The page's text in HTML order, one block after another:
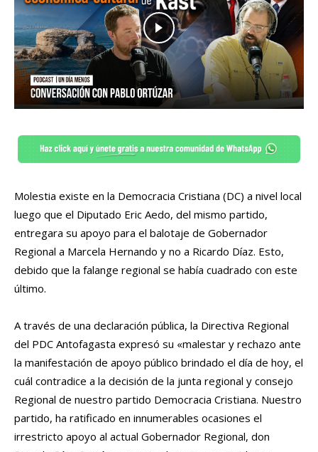
Molestia existe en la Democracia Cristiana (DC) a nivel local
luego que el Diputado Eric Aedo, del mismo partido,
entregara su apoyo para el balotaje de Gobernador
Regional a Marcela Hernando y no a Ricardo Díaz. Esto,
debido que la falange regional se había cuadrado con este
último.
A través de una declaración pública, la Directiva Regional
del PDC Antofagasta expresó su «malestar y rechazo ante
la manifestación de apoyo público brindado el día de hoy, el
cuál contradice a la decisión de la junta regional y consejo
Regional de nuestro partido Democracia Cristiana. Nuestro
partido, ha ratificado en innumerables ocasiones el
irrestricto apoyo al actual Gobernador Regional, don